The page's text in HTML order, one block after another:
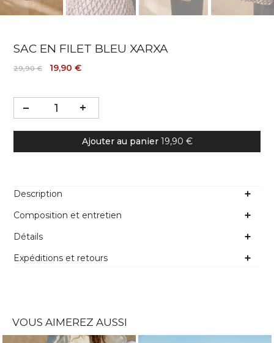
SAC EN FILET BLEU XARXA
29,90 € 19,90 €
Ajouter au panier 19,90 €
Description
Composition et entretien
Détails
Expéditions et retours
VOUS AIMEREZ AUSSI